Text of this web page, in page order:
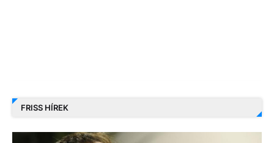
FRISS HÍREK